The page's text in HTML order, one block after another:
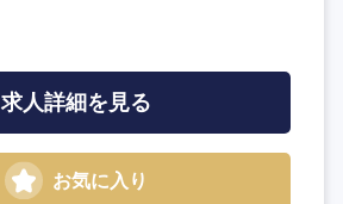
求人詳細を見る
お気に入り